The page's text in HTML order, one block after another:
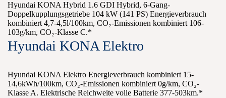
Hyundai KONA Hybrid 1.6 GDI Hybrid, 6-Gang-
Doppelkupplungsgetriebe 104 kW (141 PS) Energieverbrauch
kombiniert 4,7-4,5l/100km, CO₂-Emissionen kombiniert 106-
103g/km, CO₂-Klasse C.*
Hyundai KONA Elektro
Hyundai KONA Elektro Energieverbrauch kombiniert 15-
14,6kWh/100km, CO₂-Emissionen kombiniert 0g/km, CO₂-
Klasse A. Elektrische Reichweite volle Batterie 377-503km.*